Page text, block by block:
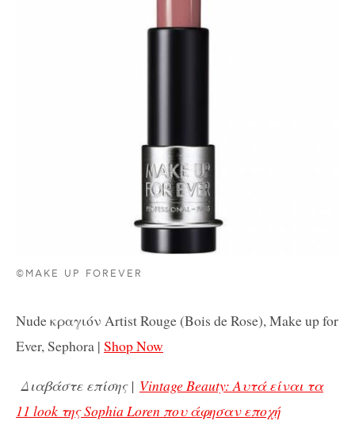
©MAKE UP FOREVER
Nude κραγιόν Artist Rouge (Bois de Rose), Make up for
Ever, Sephora | Shop Now
Διαβάστε επίσης | Vintage Beauty: Αυτά είναι τα
11 look της Sophia Loren που άφησαν εποχή